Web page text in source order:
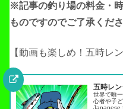
※記事の釣り場の料金・
ものですのでご了承くださ
【動画も楽しめ！五時レ
五時レ
世界で唯
心者や子
Japanese